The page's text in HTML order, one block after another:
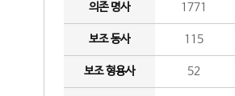
의존 명사 1771
보조 동사 115
보조 형용사 52